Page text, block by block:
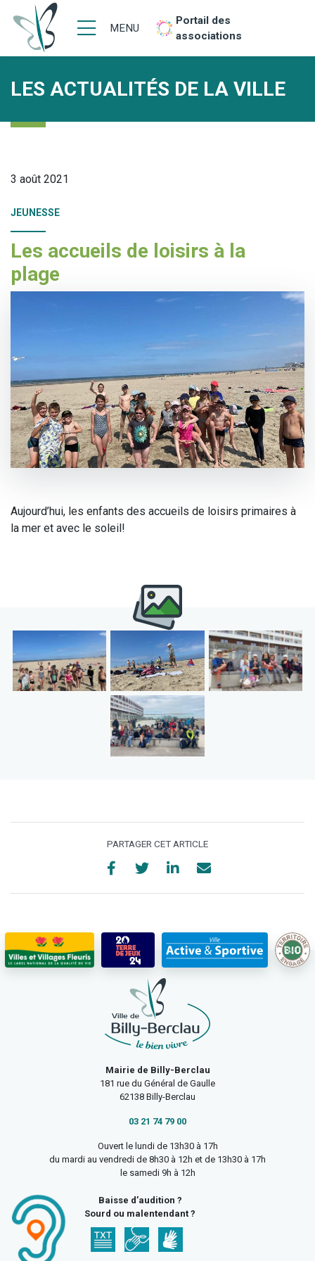
MENU
Portail des
associations
LES ACTUALITÉS DE LA VILLE
3 août 2021
JEUNESSE
Les accueils de loisirs à la
plage
Aujourd’hui, les enfants des accueils de loisirs primaires à
la mer et avec le soleil!
PARTAGER CET ARTICLE
Mairie de Billy-Berclau
181 rue du Général de Gaulle
62138 Billy-Berclau
03 21 74 79 00
Ouvert le lundi de 13h30 à 17h
du mardi au vendredi de 8h30 à 12h et de 13h30 à 17h
le samedi 9h à 12h
Baisse d’audition ?
Sourd ou malentendant ?